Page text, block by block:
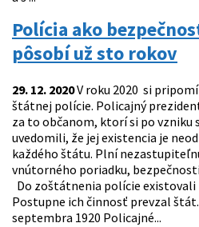
Polícia ako
pôsobí už sto rokov
29. 12. 2020V roku 2020 si
štátnej polície. Policajný
za to občanom, ktorí si po
uvedomili, že jej existencia je
každého štátu. Plní
vnútorného poriadku,
Do zoštátnenia polície
Postupne ich činnosť prevzal
septembra 1920 Policajné...